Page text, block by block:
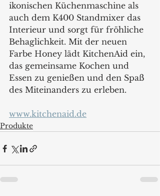
ikonischen Küchenmaschine als
auch dem K400 Standmixer das
Interieur und sorgt für fröhliche
Behaglichkeit. Mit der neuen
Farbe Honey lädt KitchenAid ein,
das gemeinsame Kochen und
Essen zu genießen und den Spaß
des Miteinanders zu erleben.
www.kitchenaid.de
Produkte